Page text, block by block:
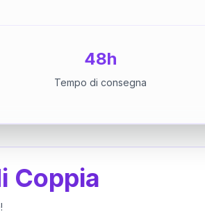
48h
Tempo di consegna
Coppia